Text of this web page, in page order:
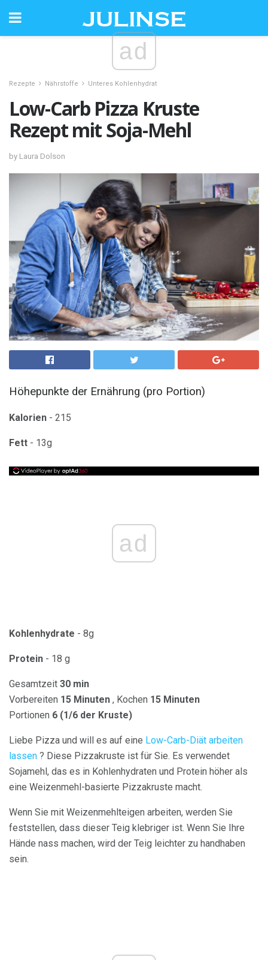
ad
Rezepte Nährstoffe Unteres Kohlenhydrat
Low-Carb Pizza Kruste
Rezept mit Soja-Mehl
by Laura Dolson
Höhepunkte der Ernährung (pro Portion)
Kalorien - 215
Fett - 13g
ad
Kohlenhydrate - 8g
Protein - 18 g
Gesamtzeit 30 min
Vorbereiten 15 Minuten , Kochen 15 Minuten
Portionen 6 (1/6 der Kruste)
Liebe Pizza und will es auf eine Low-Carb-Diät arbeiten
lassen ? Diese Pizzakruste ist für Sie. Es verwendet
Sojamehl, das es in Kohlenhydraten und Protein höher als
eine Weizenmehl-basierte Pizzakruste macht.
Wenn Sie mit Weizenmehlteigen arbeiten, werden Sie
feststellen, dass dieser Teig klebriger ist. Wenn Sie Ihre
Hände nass machen, wird der Teig leichter zu handhaben
sein.